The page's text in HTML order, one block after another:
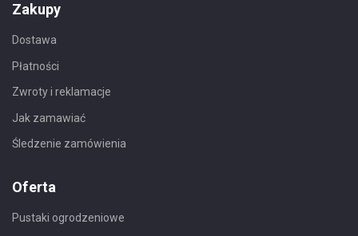
Zakupy
Dostawa
Płatności
Zwroty i reklamacje
Jak zamawiać
Śledzenie zamówienia
Oferta
Pustaki ogrodzeniowe